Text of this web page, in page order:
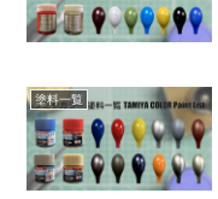
塗料一覧